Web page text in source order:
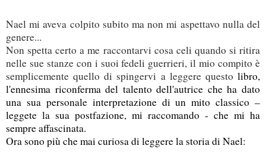
Nael mi aveva colpito subito ma non mi aspettavo nulla del
genere...
Non spetta certo a me raccontarvi cosa celi quando si ritira
nelle sue stanze con i suoi fedeli guerrieri, il mio compito è
semplicemente quello di spingervi a leggere questo libro,
l'ennesima riconferma del talento dell'autrice che ha dato
una sua personale interpretazione di un mito classico –
leggete la sua postfazione, mi raccomando - che mi ha
sempre affascinata.
Ora sono più che mai curiosa di leggere la storia di Nael: